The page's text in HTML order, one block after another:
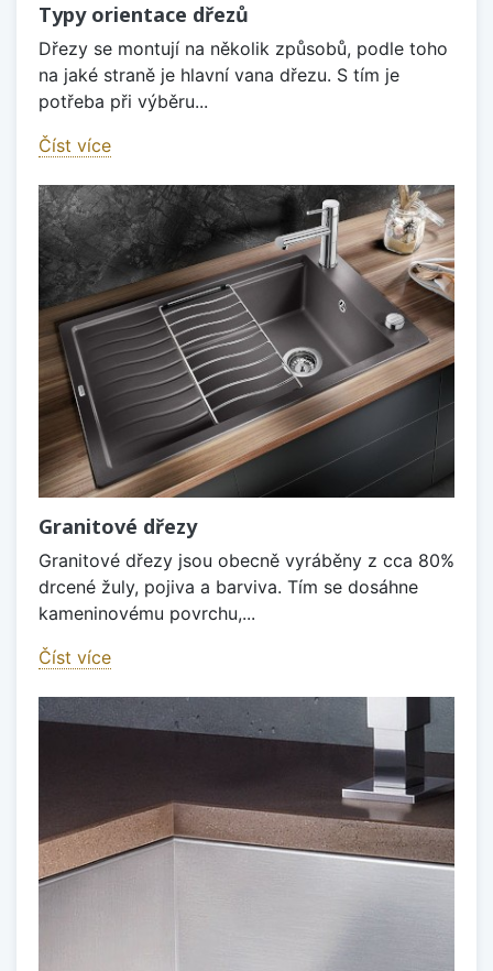
Typy orientace dřezů
Dřezy se montují na několik způsobů, podle toho
na jaké straně je hlavní vana dřezu. S tím je
potřeba při výběru...
Číst více
Granitové dřezy
Granitové dřezy jsou obecně vyráběny z cca 80%
drcené žuly, pojiva a barviva. Tím se dosáhne
kameninovému povrchu,...
Číst více